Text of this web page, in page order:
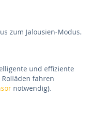
zum Jalousien-Modus.
und effiziente
fahren
notwendig).